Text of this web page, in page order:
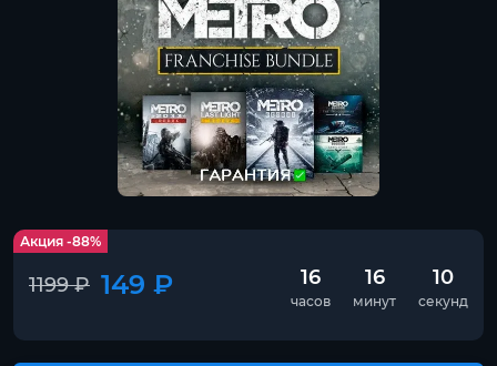
Акция -88%
1199 ₽ 149 ₽ 16
часов
16
минут
10
секунд